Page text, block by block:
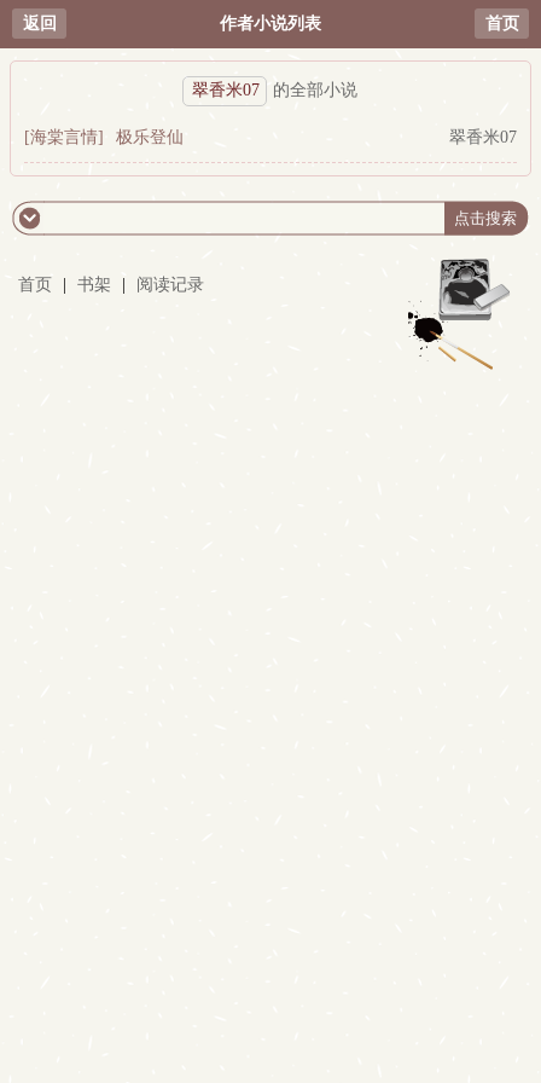
返回 作者小说列表 首页
翠香米07 的全部小说
[海棠言情] 极乐登仙 翠香米07
首页 书架 阅读记录